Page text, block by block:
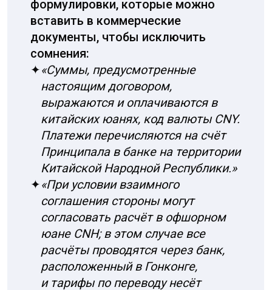
Для оформления документов и счетов
рекомендую придерживаться
однозначного формата: указывайте сумму
цифрами с двумя знаками после
десятичной точки и рядом добавляйте
международный код валюты. В договорах
и на инвойсах полезно дополнительно
прописывать сумму прописью, чтобы
защититься от ошибок при вводе.
В кроссграни­чных платежах всегда
уточняйте, какой формат принимает банк
получателя: это снижает риск
некорректной интерпретации десятичных
знаков.
Если считаете вручную— переводите все
суммы в наименьшие целые единицы
и работайте с целыми числами.
При оплате наличнымиимейте при себе
пару удобных купюр, чтобы не зависеть
от наличия мелочи у продавца.
В цифровых переводахвсегда
проверяйте число цифр после запятой: